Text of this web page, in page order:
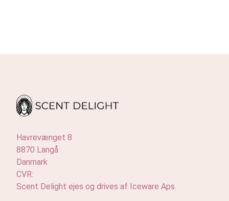
Havrevænget 8
8870 Langå
Danmark
CVR:
Scent Delight ejes og drives af Iceware Aps.